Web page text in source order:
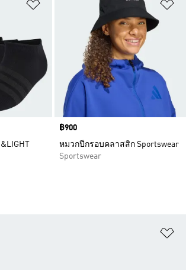
Price
฿900
หมวกปีกรอบคลาสสิก Sportswear
Sportswear